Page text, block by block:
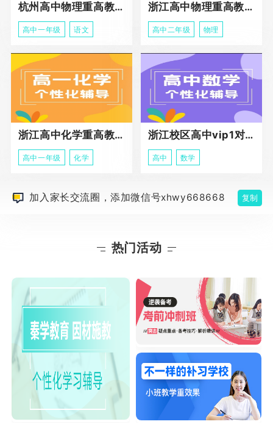
杭州高中物理重高教育春季班
高中一年级 语文
浙江高中物理重高教育春季班
高中二年级 物理
浙江高中化学重高教育春季班
高中一年级 化学
浙江校区高中vip1对1课程
高中 数学
加入家长交流圈，添加微信号xhwy668668 复制
热门活动